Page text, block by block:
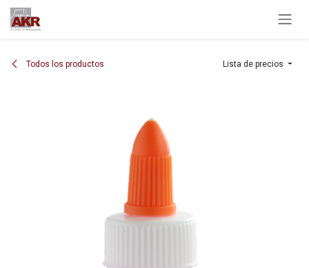
Ir al contenido
Todos los productos Lista de precios